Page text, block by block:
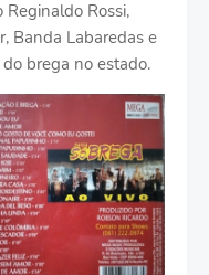
Rossi,
Banda Labaredas e
brega no estado.